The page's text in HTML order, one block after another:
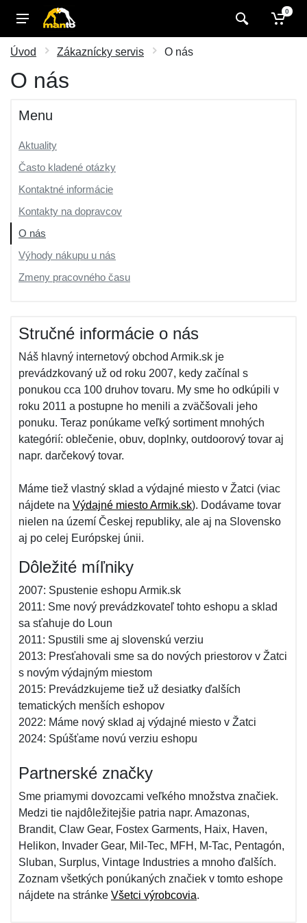
0
Úvod Zákaznícky servis O nás
O nás
Menu
Aktuality
Často kladené otázky
Kontaktné informácie
Kontakty na dopravcov
O nás
Výhody nákupu u nás
Zmeny pracovného času
Stručné informácie o nás
Náš hlavný internetový obchod Armik.sk je
prevádzkovaný už od roku 2007, kedy začínal s
ponukou cca 100 druhov tovaru. My sme ho odkúpili v
roku 2011 a postupne ho menili a zväčšovali jeho
ponuku. Teraz ponúkame veľký sortiment mnohých
kategórií: oblečenie, obuv, doplnky, outdoorový tovar aj
napr. darčekový tovar.
Máme tiež vlastný sklad a výdajné miesto v Žatci (viac
nájdete na Výdajné miesto Armik.sk). Dodávame tovar
nielen na území Českej republiky, ale aj na Slovensko
aj po celej Európskej únii.
Dôležité míľniky
2007: Spustenie eshopu Armik.sk
2011: Sme nový prevádzkovateľ tohto eshopu a sklad
sa sťahuje do Loun
2011: Spustili sme aj slovenskú verziu
2013: Presťahovali sme sa do nových priestorov v Žatci
s novým výdajným miestom
2015: Prevádzkujeme tiež už desiatky ďalších
tematických menších eshopov
2022: Máme nový sklad aj výdajné miesto v Žatci
2024: Spúšťame novú verziu eshopu
Partnerské značky
Sme priamymi dovozcami veľkého množstva značiek.
Medzi tie najdôležitejšie patria napr. Amazonas,
Brandit, Claw Gear, Fostex Garments, Haix, Haven,
Helikon, Invader Gear, Mil-Tec, MFH, M-Tac, Pentagón,
Sluban, Surplus, Vintage Industries a mnoho ďalších.
Zoznam všetkých ponúkaných značiek v tomto eshope
nájdete na stránke Všetci výrobcovia.